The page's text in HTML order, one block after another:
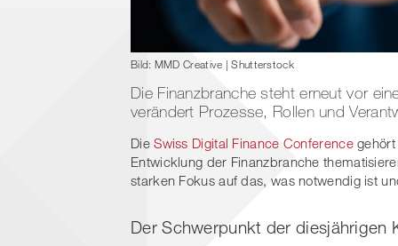
Bild: MMD Creative | Shutterstock
Die Finanzbranche steht erneut vor
verändert Prozesse, Rollen und
DieSwiss Digital Finance Conferencegehört
Entwicklung der Finanzbranche
starken Fokus auf das, was notwendig ist
Der Schwerpunkt der diesjährigen